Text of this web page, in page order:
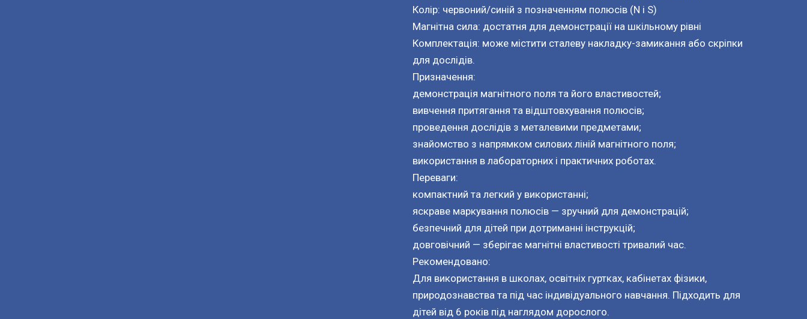
Колір: червоний/синій з позначенням полюсів (N і S)
Магнітна сила: достатня для демонстрації на шкільному рівні
Комплектація: може містити сталеву накладку-замикання або скріпки
для дослідів.
Призначення:
демонстрація магнітного поля та його властивостей;
вивчення притягання та відштовхування полюсів;
проведення дослідів з металевими предметами;
знайомство з напрямком силових ліній магнітного поля;
використання в лабораторних і практичних роботах.
Переваги:
компактний та легкий у використанні;
яскраве маркування полюсів — зручний для демонстрацій;
безпечний для дітей при дотриманні інструкцій;
довговічний — зберігає магнітні властивості тривалий час.
Рекомендовано:
Для використання в школах, освітніх гуртках, кабінетах фізики,
природознавства та під час індивідуального навчання. Підходить для
дітей від 6 років під наглядом дорослого.